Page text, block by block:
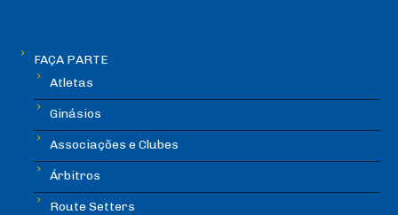
FAÇA PARTE
Atletas
Ginásios
Associações e Clubes
Árbitros
Route Setters